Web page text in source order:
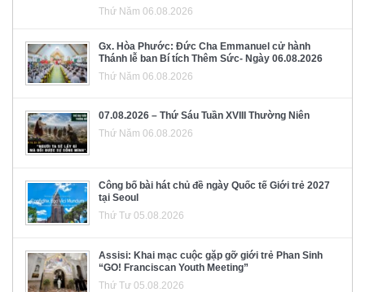
Thứ Năm 06.08.2026
Gx. Hòa Phước: Đức Cha Emmanuel cử hành
Thánh lễ ban Bí tích Thêm Sức- Ngày 06.08.2026
Thứ Năm 06.08.2026
07.08.2026 – Thứ Sáu Tuần XVIII Thường Niên
Thứ Năm 06.08.2026
Công bố bài hát chủ đề ngày Quốc tế Giới trẻ 2027
tại Seoul
Thứ Tư 05.08.2026
Assisi: Khai mạc cuộc gặp gỡ giới trẻ Phan Sinh
“GO! Franciscan Youth Meeting”
Thứ Tư 05.08.2026